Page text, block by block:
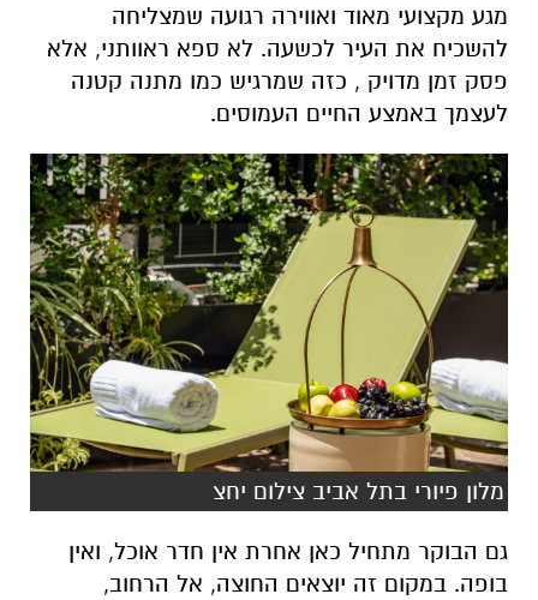
מגע מקצועי מאוד ואווירה רגועה שמצליחה
להשכיח את העיר לכשעה. לא ספא ראוותני, אלא
פסק זמן מדויק , כזה שמרגיש כמו מתנה קטנה
לעצמך באמצע החיים העמוסים.
מלון פיורי בתל אביב צילום יחצ
גם הבוקר מתחיל כאן אחרת אין חדר אוכל, ואין
בופה. במקום זה יוצאים החוצה, אל הרחוב,